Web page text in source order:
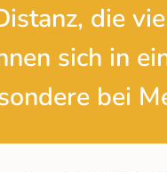
die
sich in
bei